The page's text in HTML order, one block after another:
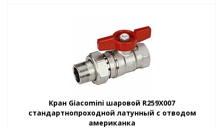
Кран Giacomini шаровой R259X007
стандартнопроходной латунный с отводом
американка